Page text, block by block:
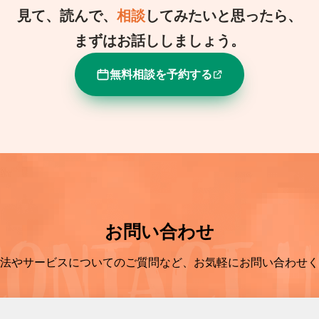
見て、読んで、 相談してみたいと思ったら、
まずはお話ししましょう。
無料相談を予約する
お問い合わせ
やサービスについてのご質問など、お気軽にお問い合わせ